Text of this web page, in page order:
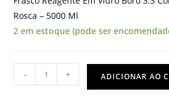
Rosca – 5000 Ml
2 em estoque (pode ser
FRASCO
REAGENTE
- + ADICIONAR AO